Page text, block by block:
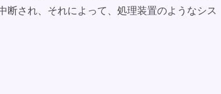
断され、それによって、処理装置のようなシス